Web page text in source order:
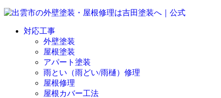
対応工事
外壁塗装
屋根塗装
アパート塗装
雨とい（雨どい/雨樋）修理
屋根修理
屋根カバー工法